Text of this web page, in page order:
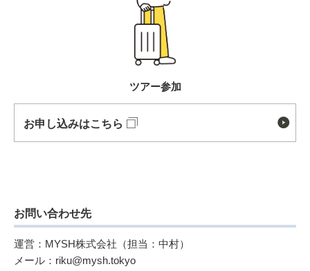
ツアー参加
お申し込みはこちら
お問い合わせ先
運営：MYSH株式会社（担当：中村）
メール：riku@mysh.tokyo